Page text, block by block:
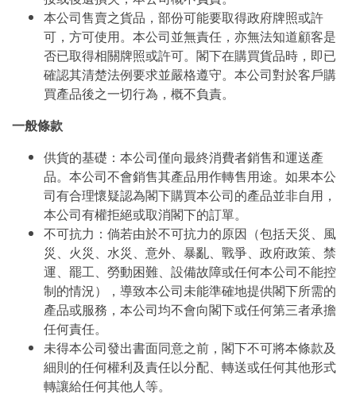
本公司售賣之貨品，部份可能要取得政府牌照或許
可，方可使用。本公司並無責任，亦無法知道顧客是
否已取得相關牌照或許可。閣下在購買貨品時，即已
確認其清楚法例要求並嚴格遵守。本公司對於客戶購
買產品後之一切行為，概不負責。
一般條款
供貨的基礎：本公司僅向最終消費者銷售和運送產
品。本公司不會銷售其產品用作轉售用途。如果本公
司有合理懷疑認為閣下購買本公司的產品並非自用，
本公司有權拒絕或取消閣下的訂單。
不可抗力：倘若由於不可抗力的原因（包括天災、風
災、火災、水災、意外、暴亂、戰爭、政府政策、禁
運、罷工、勞動困難、設備故障或任何本公司不能控
制的情況），導致本公司未能準確地提供閣下所需的
產品或服務，本公司均不會向閣下或任何第三者承擔
任何責任。
未得本公司發出書面同意之前，閣下不可將本條款及
細則的任何權利及責任以分配、轉送或任何其他形式
轉讓給任何其他人等。